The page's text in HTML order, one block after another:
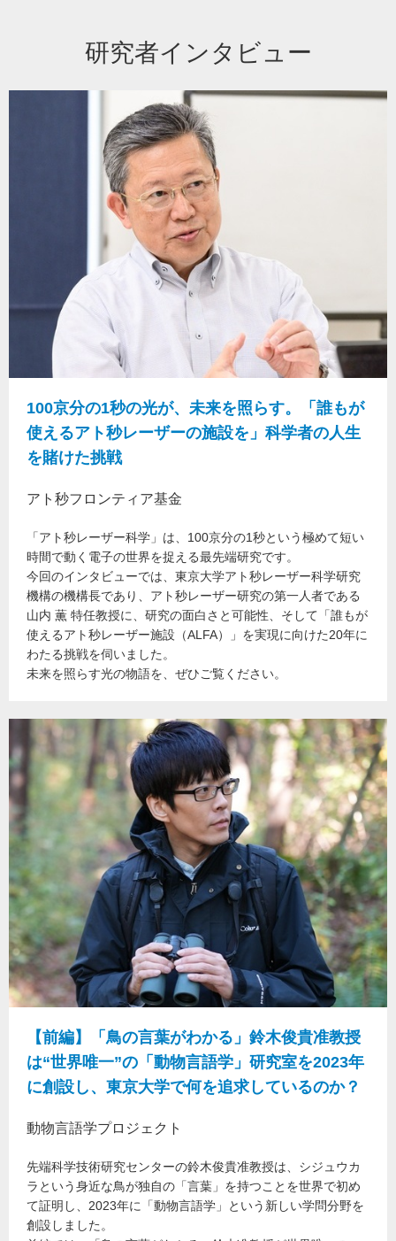
研究者インタビュー
100京分の1秒の光が、未来を照らす。「誰もが
使えるアト秒レーザーの施設を」科学者の人生
を賭けた挑戦
アト秒フロンティア基金
「アト秒レーザー科学」は、100京分の1秒という極めて短い
時間で動く電子の世界を捉える最先端研究です。
今回のインタビューでは、東京大学アト秒レーザー科学研究
機構の機構長であり、アト秒レーザー研究の第一人者である
山内 薫 特任教授に、研究の面白さと可能性、そして「誰もが
使えるアト秒レーザー施設（ALFA）」を実現に向けた20年に
わたる挑戦を伺いました。
未来を照らす光の物語を、ぜひご覧ください。
【前編】「鳥の言葉がわかる」鈴木俊貴准教授
は“世界唯一”の「動物言語学」研究室を2023年
に創設し、東京大学で何を追求しているのか？
動物言語学プロジェクト
先端科学技術研究センターの鈴木俊貴准教授は、シジュウカ
ラという身近な鳥が独自の「言葉」を持つことを世界で初め
て証明し、2023年に「動物言語学」という新しい学問分野を
創設しました。